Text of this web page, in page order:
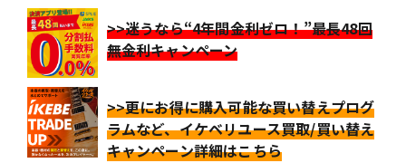
>>迷うなら“4年間金利ゼロ！”最長48回
無金利キャンペーン
>>更にお得に購入可能な買い替えプログ
ラムなど、イケベリユース買取/買い替え
キャンペーン詳細はこちら